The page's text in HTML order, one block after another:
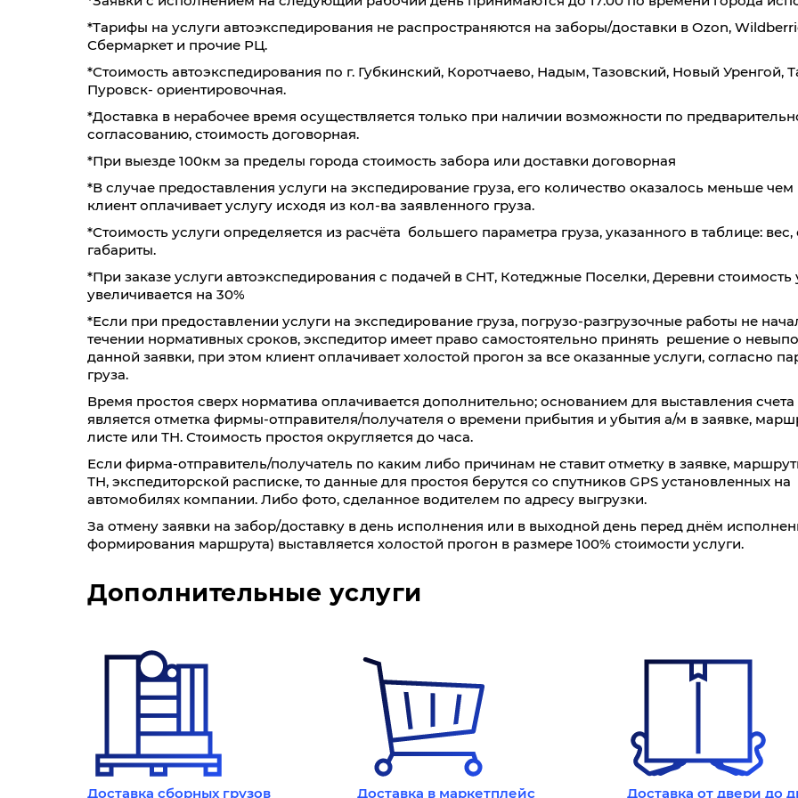
60 100
39,7 39 38,3 37,6 35,9 35,2 34,3 33,4
0,3 0,4 0,8 1,2 2,0 2,8 4 6
Фиксированные тарифы
До 5 кг/ До 0,03 м³: 3600₽
До 20 кг/ До 0,1 м³: 4100₽
До 40 кг/ До 0,19 м³: 4600₽
Тюмень Донецк
60 100 200 300 500 700 1000 1500
39,8 39,7 37,4 35,8 35,6 35,2 35,1 35
0,3 0,4 0,8 1,2
10550 10540 10530 10320 9780 9750 9720 9680
Фиксированные тарифы
До 5 кг/ До 0,03 м³: 800₽
До 40 кг/ До 0,19 м³: 1470₽
300 500
7,7
0,3 0,4 1,2 2,0 6
*Тарифы на услуги автоэкспедирования не распространяются на заборы/доставки в Ozon,
Сбермаркет и прочие РЦ.
*Стоимость автоэкспедирования по г. Губкинский, Коротчаево, Надым, Тазовский, Новый Уренгой,
Пуровск- ориентировочная.
*Доставка в нерабочее время осуществляется только при наличии возможности по
согласованию, стоимость договорная.
*При выезде 100км за пределы города стоимость забора или доставки договорная
*В случае предоставления услуги на экспедирование груза, его количество оказалось меньше чем
клиент оплачивает услугу исходя из кол-ва заявленного груза.
*Стоимость услуги определяется из расчёта большего параметра груза, указанного в таблице:
габариты.
*При заказе услуги автоэкспедирования с подачей в СНТ, Котеджные Поселки, Деревни стоимость
увеличивается на 30%
*Если при предоставлении услуги на экспедирование груза, погрузо-разгрузочные работы не
течении нормативных сроков, экспедитор имеет право самостоятельно принять решение о
данной заявки, при этом клиент оплачивает холостой прогон за все оказанные услуги, согласно
груза.
Время простоя сверх норматива оплачивается дополнительно; основанием для выставления счета
является отметка фирмы-отправителя/получателя о времени прибытия и убытия а/м в заявке,
листе или ТН. Стоимость простоя округляется до часа.
Если фирма-отправитель/получатель по каким либо причинам не ставит отметку в заявке,
ТН, экспедиторской расписке, то данные для простоя берутся со спутников GPS установленных на
автомобилях компании. Либо фото, сделанное водителем по адресу выгрузки.
За отмену заявки на забор/доставку в день исполнения или в выходной день перед днём
формирования маршрута) выставляется холостой прогон в размере 100% стоимости услуги.
Дополнительные услуги
Доставка сборных грузов Доставка в маркетплейс Доставка от двери до